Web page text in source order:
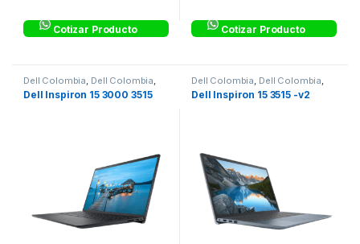
Cotizar Producto Cotizar Producto
Dell Colombia Dell Colombia
Dell Inspiron Corporativo,
Equipos Corporativos,Laptops
Dell Inspiron 15 3000 3515
Dell Colombia Dell Colombia
Dell Inspiron Corporativo
Equipos Corporativos, Laptops
Dell Inspiron 15 3515 -v2